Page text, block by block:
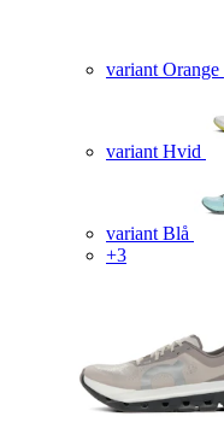
variant Orange
variant Hvid
variant Blå
+3